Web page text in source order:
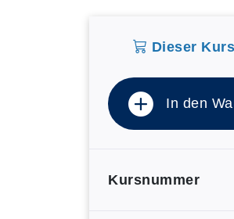
Dieser
In den
Kursnummer